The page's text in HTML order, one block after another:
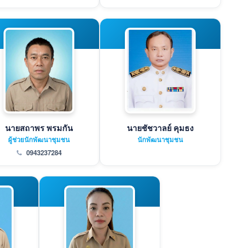
นายสถาพร พรมกัน
ผู้ช่วยนักพัฒนาชุมชน
0943237284
นายชัชวาลย์ คุมธง
นักพัฒนาชุมชน